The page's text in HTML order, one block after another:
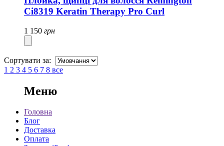
Ci8319 Keratin Therapy Pro Curl
1 150 грн
Сортувати за:
1 2 3 4 5 6 7 8 все
Меню
Головна
Блог
Доставка
Оплата